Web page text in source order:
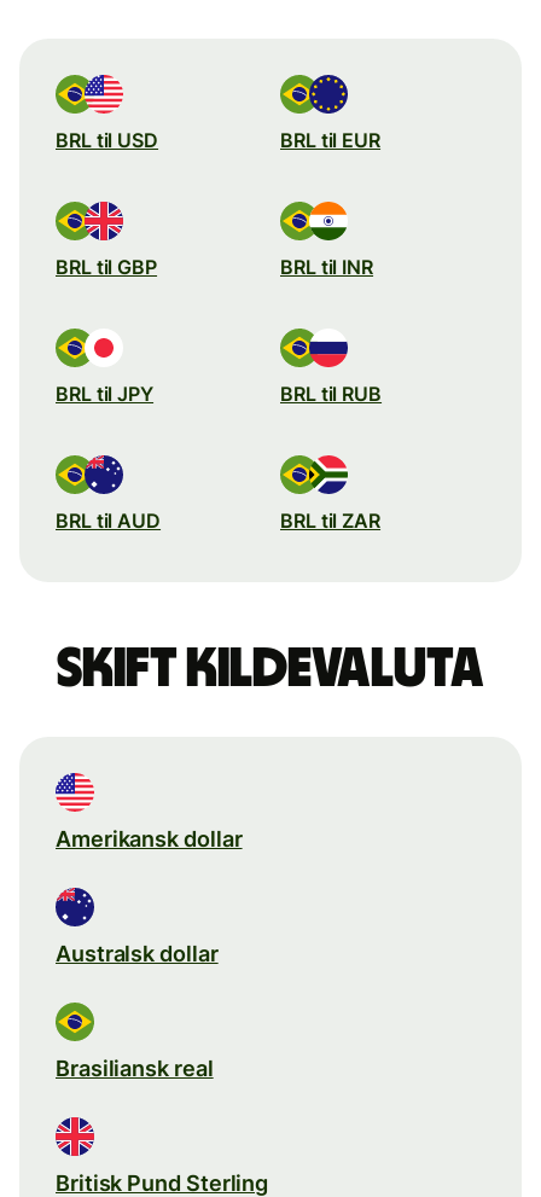
BRL til USD BRL til EUR
BRL til GBP BRL til INR
BRL til JPY BRL til RUB
BRL til AUD BRL til ZAR
Skift kildevaluta
Amerikansk dollar
Australsk dollar
Brasiliansk real
Britisk Pund Sterling